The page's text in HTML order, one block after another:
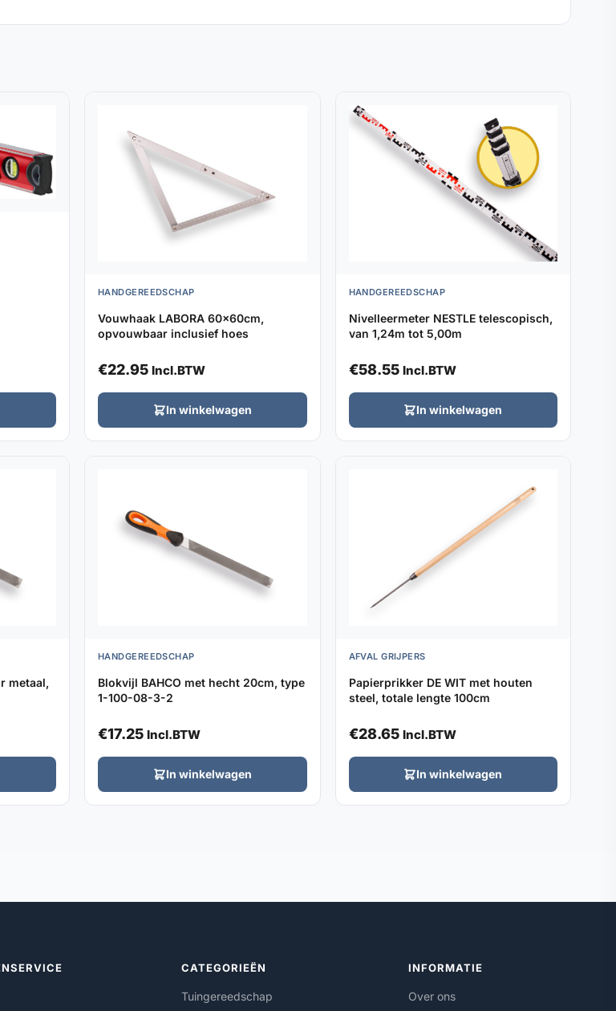
HANDGEREEDSCHAP
Vouwhaak LABORA 60x60cm,
opvouwbaar inclusief hoes
€22.95 Incl.BTW
In winkelwagen
HANDGEREEDSCHAP
Nivelleermeter NESTLE telescopisch,
van 1,24m tot 5,00m
€58.55 Incl.BTW
In winkelwagen
metaal,
HANDGEREEDSCHAP
Blokvijl BAHCO met hecht 20cm, type
1-100-08-3-2
€17.25 Incl.BTW
In winkelwagen
AFVAL GRIJPERS
Papierprikker DE WIT met houten
steel, totale lengte 100cm
€28.65 Incl.BTW
In winkelwagen
CATEGORIEËN
Tuingereedschap
INFORMATIE
Over ons